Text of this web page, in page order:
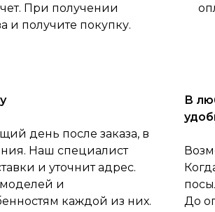
При получении
и получите покупку.
день после заказа, в
Наш специалист
и уточнит адрес.
и
каждой из них.
В
До